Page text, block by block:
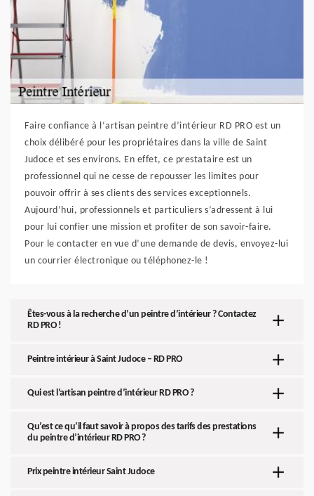
Faire confiance à l‘artisan peintre d’intérieur RD PRO est un
choix délibéré pour les propriétaires dans la ville de Saint
Judoce et ses environs. En effet, ce prestataire est un
professionnel qui ne cesse de repousser les limites pour
pouvoir offrir à ses clients des services exceptionnels.
Aujourd’hui, professionnels et particuliers s’adressent à lui
pour lui confier une mission et profiter de son savoir-faire.
Pour le contacter en vue d’une demande de devis, envoyez-lui
un courrier électronique ou téléphonez-le !
Êtes-vous à la recherche d’un peintre d’intérieur ? Contactez
RD PRO !
Peintre intérieur à Saint Judoce – RD PRO
Qui est l’artisan peintre d’intérieur RD PRO ?
Qu’est ce qu’il faut savoir à propos des tarifs des prestations
du peintre d’intérieur RD PRO ?
Prix peintre intérieur Saint Judoce